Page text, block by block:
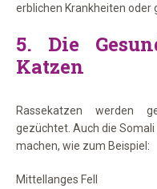
erblichen Krankheiten oder
5. Die
Katzen
Rassekatzen werden
gezüchtet. Auch die
machen, wie zum Beispiel:
Mittellanges Fell